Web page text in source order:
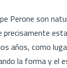
Perone son
precisamente
años, como
la forma y el